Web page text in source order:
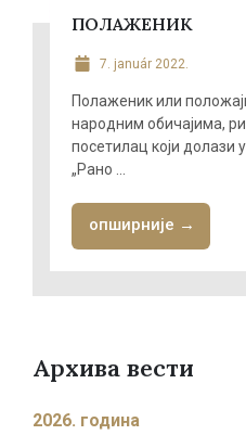
ПОЛАЖЕНИК
7. január 2022.
Полаженик или
народним обичајима,
посетилац који долази
„Рано ...
опширније →
Архива вести
2026. година